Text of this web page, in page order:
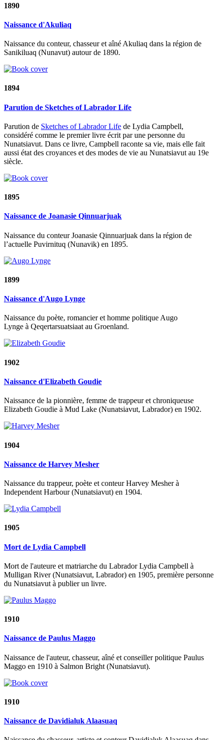
1890
Naissance d'Akuliaq
Naissance du conteur, chasseur et aîné Akuliaq dans la région de
Sanikiluaq (Nunavut) autour de 1890.
1894
Parution de Sketches of Labrador Life
Parution de Sketches of Labrador Life de Lydia Campbell,
considéré comme le premier livre écrit par une personne du
Nunatsiavut. Dans ce livre, Campbell raconte sa vie, mais elle fait
aussi état des croyances et des modes de vie au Nunatsiavut au 19e
siècle.
1895
Naissance de Joanasie Qinnuarjuak
Naissance du conteur Joanasie Qinnuarjuak dans la région de
l’actuelle Puvirnituq (Nunavik) en 1895.
1899
Naissance d'Augo Lynge
Naissance du poète, romancier et homme politique Augo
Lynge à Qeqertarsuatsiaat au Groenland.
1902
Naissance d'Elizabeth Goudie
Naissance de la pionnière, femme de trappeur et chroniqueuse
Elizabeth Goudie à Mud Lake (Nunatsiavut, Labrador) en 1902.
1904
Naissance de Harvey Mesher
Naissance du trappeur, poète et conteur Harvey Mesher à
Independent Harbour (Nunatsiavut) en 1904.
1905
Mort de Lydia Campbell
Mort de l'auteure et matriarche du Labrador Lydia Campbell à
Mulligan River (Nunatsiavut, Labrador) en 1905, première personne
du Nunatsiavut à publier un livre.
1910
Naissance de Paulus Maggo
Naissance de l'auteur, chasseur, aîné et conseiller politique Paulus
Maggo en 1910 à Salmon Bright (Nunatsiavut).
1910
Naissance de Davidialuk Alaasuaq